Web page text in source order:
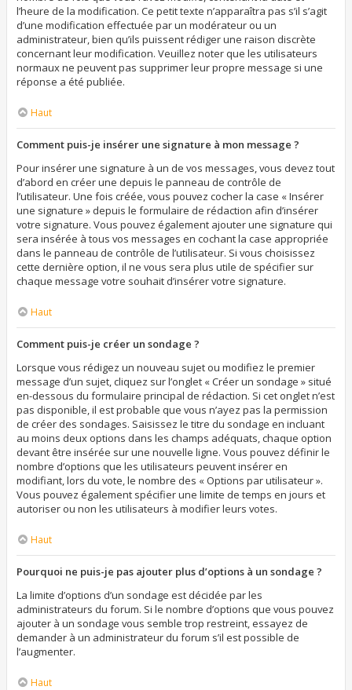
l’heure de la modification. Ce petit texte n’apparaîtra pas s’il s’agit
d’une modification effectuée par un modérateur ou un
administrateur, bien qu’ils puissent rédiger une raison discrète
concernant leur modification. Veuillez noter que les utilisateurs
normaux ne peuvent pas supprimer leur propre message si une
réponse a été publiée.
Haut
Comment puis-je insérer une signature à mon message ?
Pour insérer une signature à un de vos messages, vous devez tout
d’abord en créer une depuis le panneau de contrôle de
l’utilisateur. Une fois créée, vous pouvez cocher la case « Insérer
une signature » depuis le formulaire de rédaction afin d’insérer
votre signature. Vous pouvez également ajouter une signature qui
sera insérée à tous vos messages en cochant la case appropriée
dans le panneau de contrôle de l’utilisateur. Si vous choisissez
cette dernière option, il ne vous sera plus utile de spécifier sur
chaque message votre souhait d’insérer votre signature.
Haut
Comment puis-je créer un sondage ?
Lorsque vous rédigez un nouveau sujet ou modifiez le premier
message d’un sujet, cliquez sur l’onglet « Créer un sondage » situé
en-dessous du formulaire principal de rédaction. Si cet onglet n’est
pas disponible, il est probable que vous n’ayez pas la permission
de créer des sondages. Saisissez le titre du sondage en incluant
au moins deux options dans les champs adéquats, chaque option
devant être insérée sur une nouvelle ligne. Vous pouvez définir le
nombre d’options que les utilisateurs peuvent insérer en
modifiant, lors du vote, le nombre des « Options par utilisateur ».
Vous pouvez également spécifier une limite de temps en jours et
autoriser ou non les utilisateurs à modifier leurs votes.
Haut
Pourquoi ne puis-je pas ajouter plus d’options à un sondage ?
La limite d’options d’un sondage est décidée par les
administrateurs du forum. Si le nombre d’options que vous pouvez
ajouter à un sondage vous semble trop restreint, essayez de
demander à un administrateur du forum s’il est possible de
l’augmenter.
Haut